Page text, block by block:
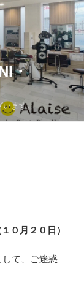
・
います。
０月２０日）
て、ご迷惑